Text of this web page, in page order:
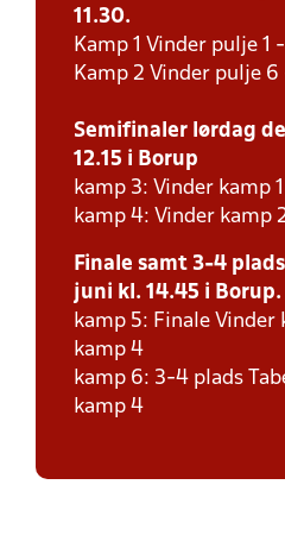
11.30.
Kamp 1 Vinder pulje 1
Kamp 2 Vinder pulje
Semifinaler lørdag
12.15 i Borup
kamp 3: Vinder kamp
kamp 4: Vinder kamp
Finale samt 3-4
juni kl. 14.45 i Borup.
kamp 5: Finale Vinder
kamp 4
kamp 6: 3-4 plads
kamp 4